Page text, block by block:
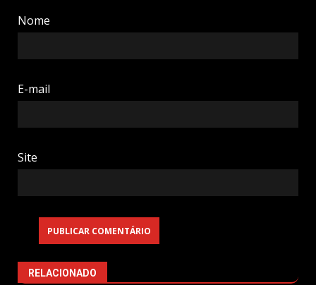
Nome
E-mail
Site
RELACIONADO